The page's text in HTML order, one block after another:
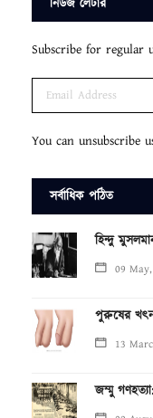
Subscribe for regular
You can unsubscribe
সর্বাধিক পঠিত
হিন্দু
09
পুরুষের
13
জম্মু